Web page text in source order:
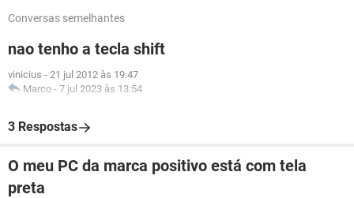
Conversas semelhantes
nao tenho a tecla shift
vinicius - 21 jul 2012 às 19:47
Marco - 7 jul 2023 às 13:54
3 Respostas
O meu PC da marca positivo está com tela
preta